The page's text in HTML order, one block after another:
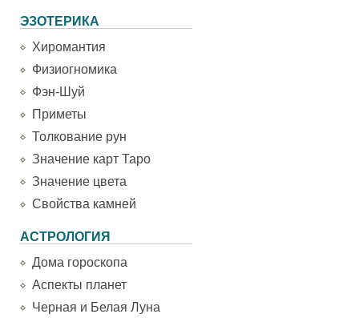
ЭЗОТЕРИКА
Хиромантия
Физиогномика
Фэн-Шуй
Приметы
Толкование рун
Значение карт Таро
Значение цвета
Свойства камней
АСТРОЛОГИЯ
Дома гороскопа
Аспекты планет
Черная и Белая Луна